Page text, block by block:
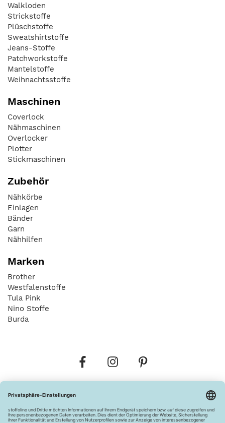
Walkloden
Strickstoffe
Plüschstoffe
Sweatshirtstoffe
Jeans-Stoffe
Patchworkstoffe
Mantelstoffe
Weihnachtsstoffe
Maschinen
Coverlock
Nähmaschinen
Overlocker
Plotter
Stickmaschinen
Zubehör
Nähkörbe
Einlagen
Bänder
Garn
Nähhilfen
Marken
Brother
Westfalenstoffe
Tula Pink
Nino Stoffe
Burda